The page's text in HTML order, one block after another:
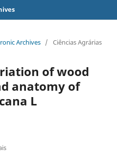
Archives / Ciências Agrárias
of wood
anatomy of
L